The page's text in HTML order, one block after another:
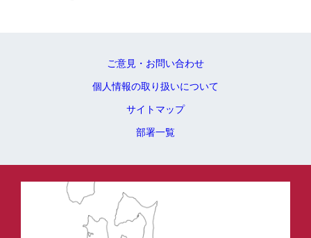
ご意見・お問い合わせ
個人情報の取り扱いについて
サイトマップ
部署一覧